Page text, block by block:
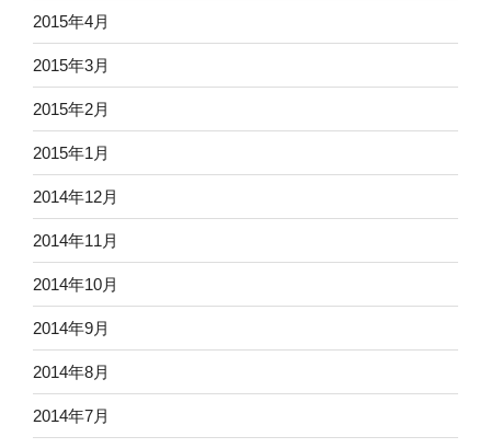
2015年4月
2015年3月
2015年2月
2015年1月
2014年12月
2014年11月
2014年10月
2014年9月
2014年8月
2014年7月